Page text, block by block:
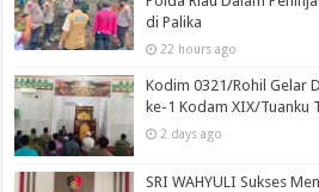
di Palika
22 hours ago
Kodim 0321/Rohil Gelar
ke-1 Kodam XIX/Tuanku
2 days ago
SRI WAHYULI Sukses